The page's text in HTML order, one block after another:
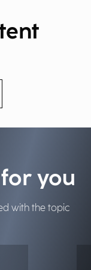
you
with the topic